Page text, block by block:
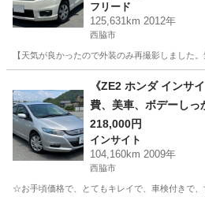
トキーX2個☆Gathers
C☆前後ドライブレコ
フリード
125,631km 2012年
西脇市
【天気が良かったので外装のみ再撮影しました
フリード 車両
《ZE2 ホンダ インサ
費、美車、ボデーしっ
コンも良く冷えてい
管理車両につき機関◎
218,000円
インサイト
104,160km 2009年
西脇市
☆お手頃価格で、とてもキレイで、車検付きで